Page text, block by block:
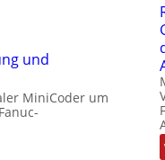
und
MiniCoder um